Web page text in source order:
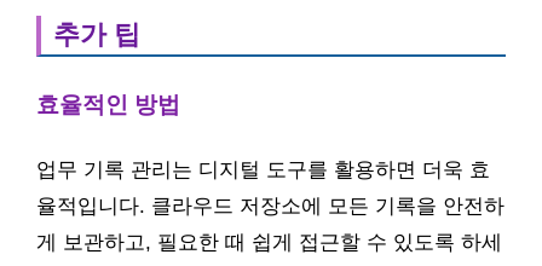
추가 팁
효율적인 방법
업무 기록 관리는 디지털 도구를 활용하면 더욱 효
율적입니다. 클라우드 저장소에 모든 기록을 안전하
게 보관하고, 필요한 때 쉽게 접근할 수 있도록 하세